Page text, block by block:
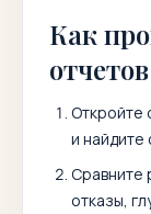
Как
отчетов
Откройте
и найдите
Сравните
отказы,